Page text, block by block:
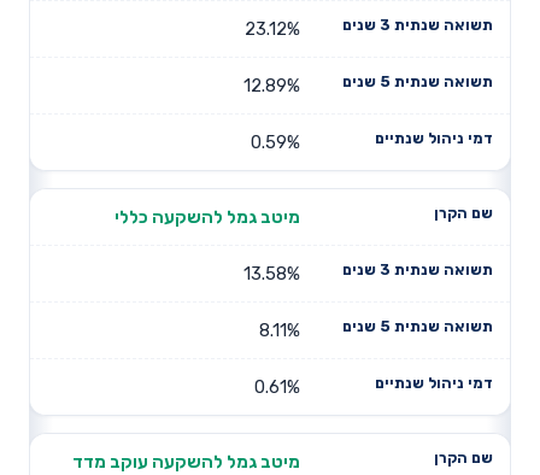
23.12%
12.89%
0.59%
מיטב גמל להשקעה כללי
13.58%
8.11%
0.61%
מיטב גמל להשקעה עוקב מדד